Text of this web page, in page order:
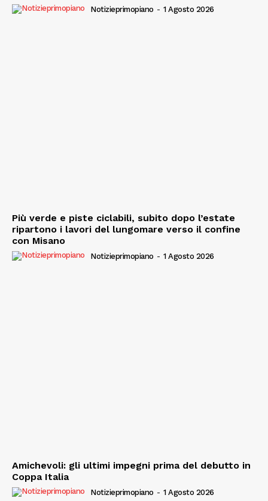
Notizieprimopiano - 1 Agosto 2026
Più verde e piste ciclabili, subito dopo l’estate
ripartono i lavori del lungomare verso il confine
con Misano
Notizieprimopiano - 1 Agosto 2026
Amichevoli: gli ultimi impegni prima del debutto in
Coppa Italia
Notizieprimopiano - 1 Agosto 2026